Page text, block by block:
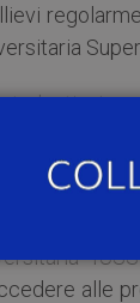
e in
Il
proprie
alle